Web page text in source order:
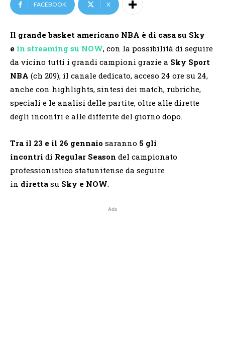
FACEBOOK X
Il grande basket americano NBA è di casa su Sky
e in streaming su NOW, con la possibilità di seguire
da vicino tutti i grandi campioni grazie a Sky Sport
NBA (ch 209), il canale dedicato, acceso 24 ore su 24,
anche con highlights, sintesi dei match, rubriche,
speciali e le analisi delle partite, oltre alle dirette
degli incontri e alle differite del giorno dopo.
Tra il 23 e il 26 gennaio saranno 5 gli
incontri di Regular Season del campionato
professionistico statunitense da seguire
in diretta su Sky e NOW.
Ads